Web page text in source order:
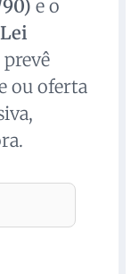
e o
ou oferta